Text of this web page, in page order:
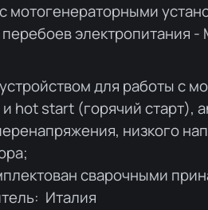
мотогенераторными
электропитания -
для работы с
start (горячий старт),
низкого
сварочными
Италия